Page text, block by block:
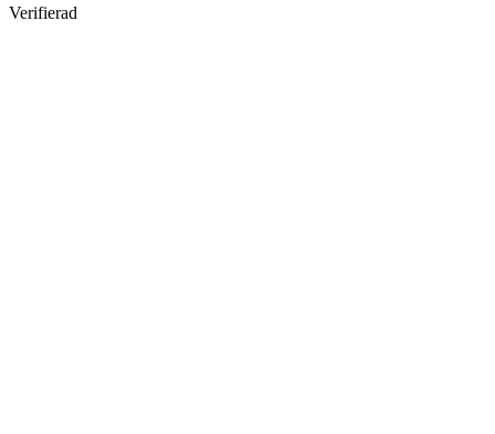
Verifierad